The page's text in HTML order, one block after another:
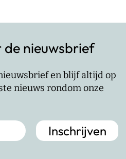
de nieuwsbrief
en blijf altijd op
nieuws rondom onze